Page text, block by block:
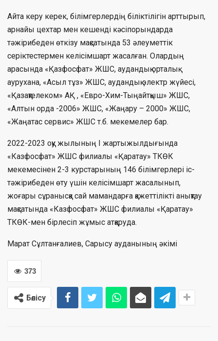
Айта керу керек, білімгерлердің біліктілігін арттырып,
арнайы цехтар мен кешенді кәсіпорындарда
тәжірибеден өткізу мақсатында 53 әлеуметтік
серіктестермен келісімшарт жасалған. Олардың
арасында «Қазфосфат» ЖШС, аудандық орталық
аурухана, «Асыл тұз» ЖШС, аудандық электр жүйесі,
«Қазақтелеком» АҚ , «Евро-Хим-Тыңайтқыш» ЖШС,
«Алтын орда -2006» ЖШС, «Жаңару – 2000» ЖШС,
«Жаңатас сервис» ЖШС т.б. мекемелер бар.
2022-2023 оқу жылының І жартыжылдығында
«Казфосфат» ЖШС филиалы «Қаратау» ТКӨК
мекемесінен 2-3 курстарының 146 білімгерлері іс-
тәжірибеден өту үшін келісімшарт жасалынып,
жоғары сұранысқа сай мамандарға қажеттілікті анықтау
мақсатында «Казфосфат» ЖШС филиалы «Қаратау»
ТКӨК-мен бірлесіп жұмыс атқаруда.
Марат Сұлтанғалиев, Сарысу ауданының әкімі
373
Бөлісу